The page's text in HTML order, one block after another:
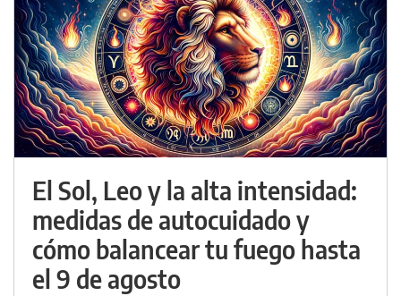
El Sol, Leo y la alta intensidad:
medidas de autocuidado y
cómo balancear tu fuego hasta
el 9 de agosto